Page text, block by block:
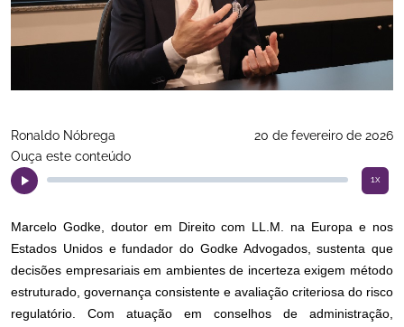
Ronaldo Nóbrega
20 de fevereiro de 2026
Ouça este conteúdo
1x
Marcelo Godke, doutor em Direito com LL.M. na Europa e nos
Estados Unidos e fundador do Godke Advogados, sustenta que
decisões empresariais em ambientes de incerteza exigem método
estruturado, governança consistente e avaliação criteriosa do risco
regulatório. Com atuação em conselhos de administração,